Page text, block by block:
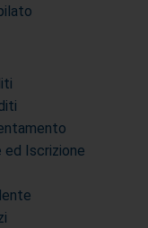
ed Iscrizione